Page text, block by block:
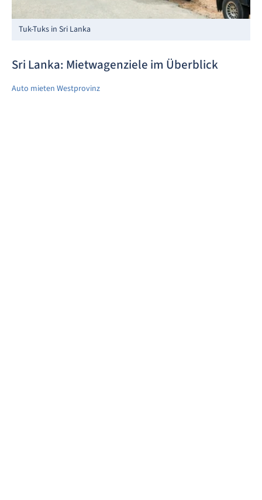
Tuk-Tuks in Sri Lanka
Sri Lanka: Mietwagenziele im Überblick
Auto mieten Westprovinz